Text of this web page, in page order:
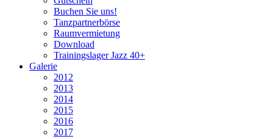
Buchen Sie uns!
Tanzpartnerbörse
Raumvermietung
Download
Trainingslager Jazz 40+
Galerie
2012
2013
2014
2015
2016
2017